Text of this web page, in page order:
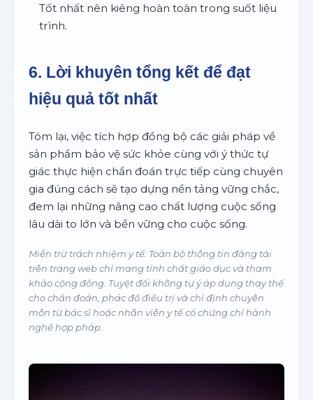
Tốt nhất nên kiêng hoàn toàn trong suốt liệu
trình.
6. Lời khuyên tổng kết để đạt
hiệu quả tốt nhất
Tóm lại, việc tích hợp đồng bộ các giải pháp về
sản phẩm bảo vệ sức khỏe cùng với ý thức tự
giác thực hiện chẩn đoán trực tiếp cùng chuyên
gia đúng cách sẽ tạo dựng nền tảng vững chắc,
đem lại những nâng cao chất lượng cuộc sống
lâu dài to lớn và bền vững cho cuộc sống.
Miễn trừ trách nhiệm y tế: Toàn bộ thông tin đăng tải
trên trang web chỉ mang tính chất giáo dục và tham
khảo cộng đồng. Tuyệt đối không tự ý áp dụng thay thế
cho chẩn đoán, phác đồ điều trị và chỉ định chuyên
môn từ bác sĩ hoặc nhân viên y tế có chứng chỉ hành
nghề hợp pháp.